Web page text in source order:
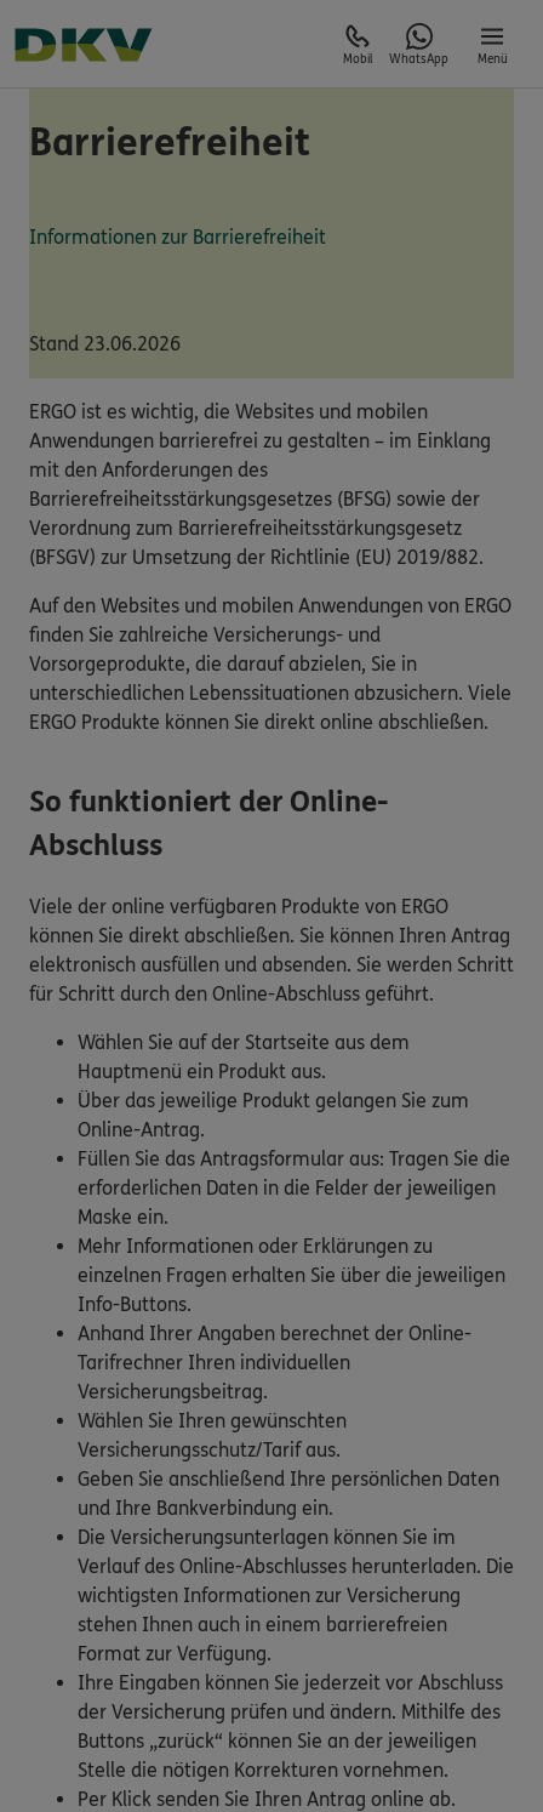
Mobil WhatsApp Menü
Barrierefreiheit
Informationen zur Barrierefreiheit
Stand 23.06.2026
ERGO ist es wichtig, die Websites und mobilen
Anwendungen barrierefrei zu gestalten – im Einklang
mit den Anforderungen des
Barrierefreiheitsstärkungsgesetzes (BFSG) sowie der
Verordnung zum Barrierefreiheitsstärkungsgesetz
(BFSGV) zur Umsetzung der Richtlinie (EU) 2019/882.
Auf den Websites und mobilen Anwendungen von ERGO
finden Sie zahlreiche Versicherungs- und
Vorsorgeprodukte, die darauf abzielen, Sie in
unterschiedlichen Lebenssituationen abzusichern. Viele
ERGO Produkte können Sie direkt online abschließen.
So funktioniert der Online-
Abschluss
Viele der online verfügbaren Produkte von ERGO
können Sie direkt abschließen. Sie können Ihren Antrag
elektronisch ausfüllen und absenden. Sie werden Schritt
für Schritt durch den Online-Abschluss geführt.
Wählen Sie auf der Startseite aus dem
Hauptmenü ein Produkt aus.
Über das jeweilige Produkt gelangen Sie zum
Online-Antrag.
Füllen Sie das Antragsformular aus: Tragen Sie die
erforderlichen Daten in die Felder der jeweiligen
Maske ein.
Mehr Informationen oder Erklärungen zu
einzelnen Fragen erhalten Sie über die jeweiligen
Info-Buttons.
Anhand Ihrer Angaben berechnet der Online-
Tarifrechner Ihren individuellen
Versicherungsbeitrag.
Wählen Sie Ihren gewünschten
Versicherungsschutz/Tarif aus.
Geben Sie anschließend Ihre persönlichen Daten
und Ihre Bankverbindung ein.
Die Versicherungsunterlagen können Sie im
Verlauf des Online-Abschlusses herunterladen. Die
wichtigsten Informationen zur Versicherung
stehen Ihnen auch in einem barrierefreien
Format zur Verfügung.
Ihre Eingaben können Sie jederzeit vor Abschluss
der Versicherung prüfen und ändern. Mithilfe des
Buttons „zurück“ können Sie an der jeweiligen
Stelle die nötigen Korrekturen vornehmen.
Per Klick senden Sie Ihren Antrag online ab.